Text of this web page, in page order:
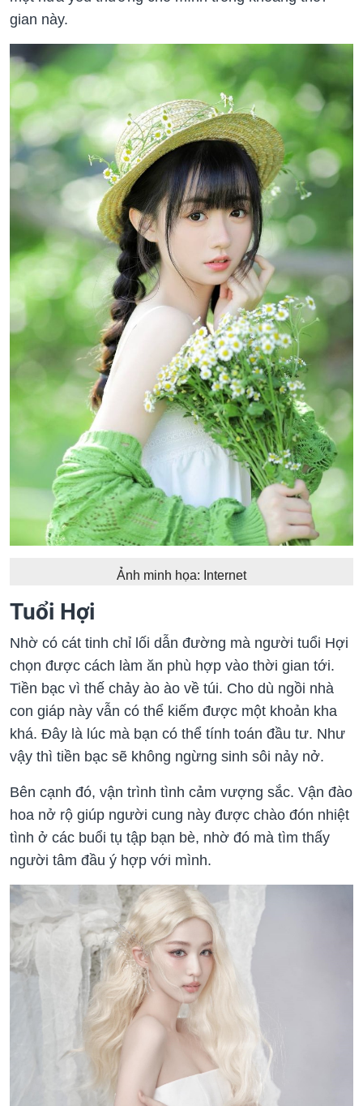
gian này.
Ảnh minh họa: Internet
Tuổi Hợi
Nhờ có cát tinh chỉ lối dẫn đường mà người tuổi Hợi
chọn được cách làm ăn phù hợp vào thời gian tới.
Tiền bạc vì thế chảy ào ào về túi. Cho dù ngồi nhà
con giáp này vẫn có thể kiếm được một khoản kha
khá. Đây là lúc mà bạn có thể tính toán đầu tư. Như
vậy thì tiền bạc sẽ không ngừng sinh sôi nảy nở.
Bên cạnh đó, vận trình tình cảm vượng sắc. Vận đào
hoa nở rộ giúp người cung này được chào đón nhiệt
tình ở các buổi tụ tập bạn bè, nhờ đó mà tìm thấy
người tâm đầu ý hợp với mình.